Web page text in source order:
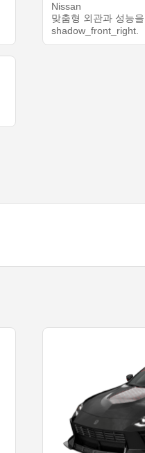
Nissan
맞춤형 외관과 성능
shadow_front_right.